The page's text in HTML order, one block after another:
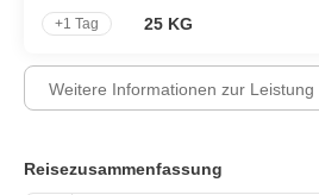
+1 Tag
25 KG
Weitere Informationen zur Leistung
Reisezusammenfassung